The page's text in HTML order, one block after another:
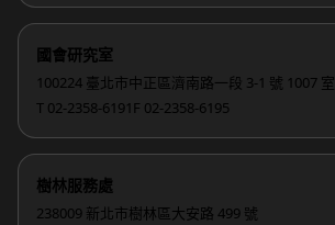
國會研究室
100224 臺北市中正區濟南路一段 3-1 號 1007 室
T 02-2358-6191 F 02-2358-6195
樹林服務處
238009 新北市樹林區大安路 499 號